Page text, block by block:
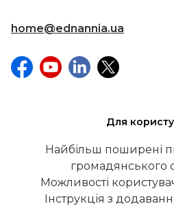
home@ednannia.ua
Для
Найбільш поширені
громадянського
Можливості
Інструкція з